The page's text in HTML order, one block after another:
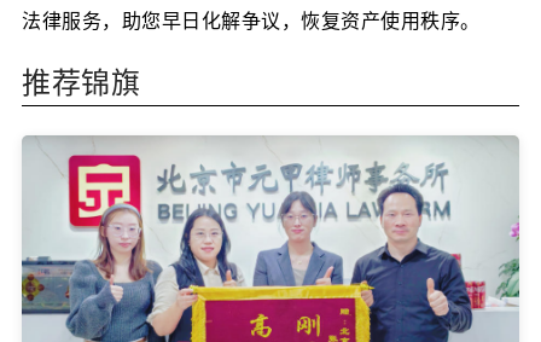
法律服务，助您早日化解争议，恢复资产使用秩序。
推荐锦旗